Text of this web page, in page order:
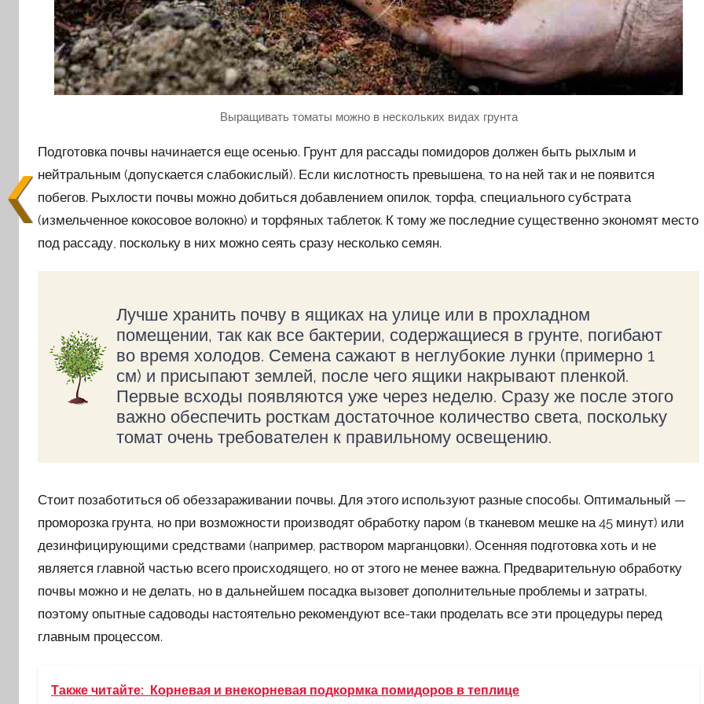
Выращивать томаты можно в нескольких видах грунта
Подготовка почвы начинается еще осенью. Грунт для рассады помидоров должен быть рыхлым и
нейтральным (допускается слабокислый). Если кислотность превышена, то на ней так и не появится
побегов. Рыхлости почвы можно добиться добавлением опилок, торфа, специального субстрата
(измельченное кокосовое волокно) и торфяных таблеток. К тому же последние существенно экономят место
под рассаду, поскольку в них можно сеять сразу несколько семян.
Лучше хранить почву в ящиках на улице или в прохладном
помещении, так как все бактерии, содержащиеся в грунте, погибают
во время холодов. Семена сажают в неглубокие лунки (примерно 1
см) и присыпают землей, после чего ящики накрывают пленкой.
Первые всходы появляются уже через неделю. Сразу же после этого
важно обеспечить росткам достаточное количество света, поскольку
томат очень требователен к правильному освещению.
Стоит позаботиться об обеззараживании почвы. Для этого используют разные способы. Оптимальный —
проморозка грунта, но при возможности производят обработку паром (в тканевом мешке на 45 минут) или
дезинфицирующими средствами (например, раствором марганцовки). Осенняя подготовка хоть и не
является главной частью всего происходящего, но от этого не менее важна. Предварительную обработку
почвы можно и не делать, но в дальнейшем посадка вызовет дополнительные проблемы и затраты,
поэтому опытные садоводы настоятельно рекомендуют все-таки проделать все эти процедуры перед
главным процессом.
Также читайте: Корневая и внекорневая подкормка помидоров в теплице